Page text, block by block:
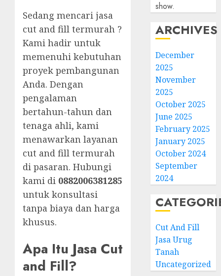
Sedang mencari jasa
cut and fill termurah ?
Kami hadir untuk
memenuhi kebutuhan
proyek pembangunan
Anda. Dengan
pengalaman
bertahun-tahun dan
tenaga ahli, kami
menawarkan layanan
cut and fill termurah
di pasaran. Hubungi
kami di 0882006381285
untuk konsultasi
tanpa biaya dan harga
khusus.
Apa Itu Jasa Cut
and Fill?
show.
ARCHIVES
December
2025
November
2025
October 2025
June 2025
February 2025
January 2025
October 2024
September
2024
Cut And Fill
Jasa Urug
Tanah
Uncategorized